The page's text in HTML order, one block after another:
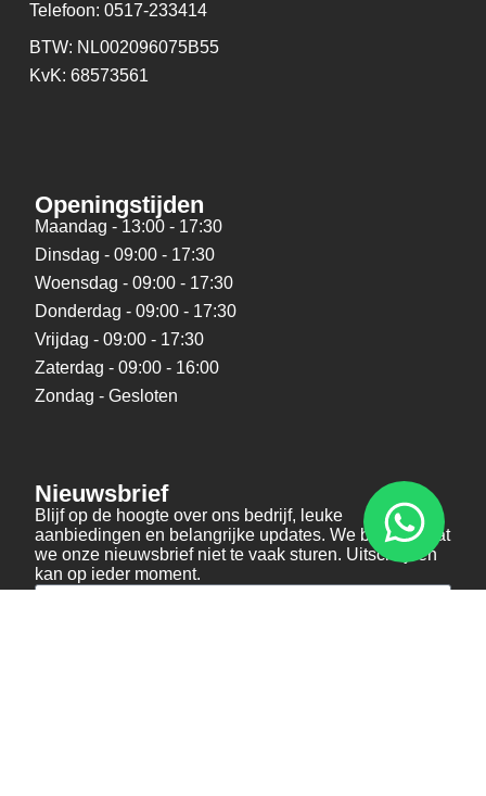
Telefoon: 0517-233414
BTW: NL002096075B55
KvK: 68573561
Openingstijden
Maandag - 13:00 - 17:30
Dinsdag - 09:00 - 17:30
Woensdag - 09:00 - 17:30
Donderdag - 09:00 - 17:30
Vrijdag - 09:00 - 17:30
Zaterdag - 09:00 - 16:00
Zondag - Gesloten
Nieuwsbrief
Blijf op de hoogte over ons bedrijf, leuke
aanbiedingen en belangrijke updates. We beloven dat
we onze nieuwsbrief niet te vaak sturen. Uitschrijven
kan op ieder moment.